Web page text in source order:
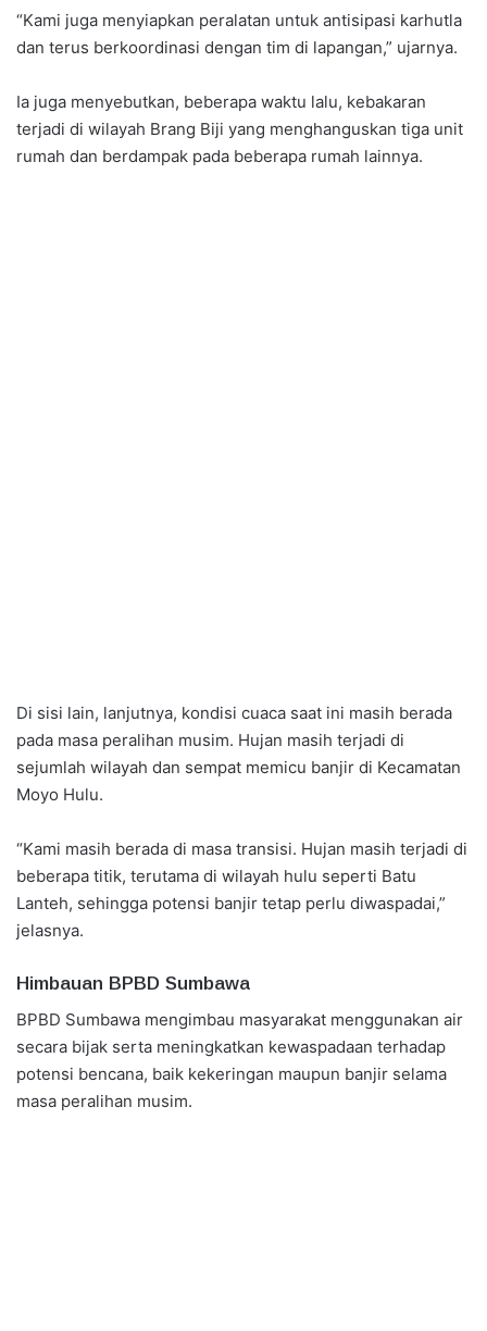
“Kami juga menyiapkan peralatan untuk antisipasi karhutla
dan terus berkoordinasi dengan tim di lapangan,” ujarnya.
Ia juga menyebutkan, beberapa waktu lalu, kebakaran
terjadi di wilayah Brang Biji yang menghanguskan tiga unit
rumah dan berdampak pada beberapa rumah lainnya.
Di sisi lain, lanjutnya, kondisi cuaca saat ini masih berada
pada masa peralihan musim. Hujan masih terjadi di
sejumlah wilayah dan sempat memicu banjir di Kecamatan
Moyo Hulu.
“Kami masih berada di masa transisi. Hujan masih terjadi di
beberapa titik, terutama di wilayah hulu seperti Batu
Lanteh, sehingga potensi banjir tetap perlu diwaspadai,”
jelasnya.
Himbauan BPBD Sumbawa
BPBD Sumbawa mengimbau masyarakat menggunakan air
secara bijak serta meningkatkan kewaspadaan terhadap
potensi bencana, baik kekeringan maupun banjir selama
masa peralihan musim.